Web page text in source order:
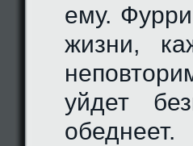
ему.
жизни,
уйдет